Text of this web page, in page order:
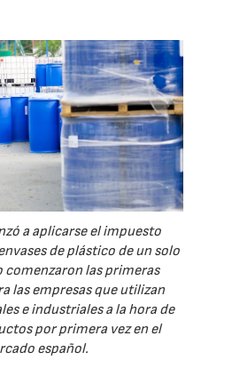
a aplicarse el impuesto
de plástico de un solo
comenzaron las primeras
las empresas que utilizan
e industriales a la hora de
por primera vez en el
español.